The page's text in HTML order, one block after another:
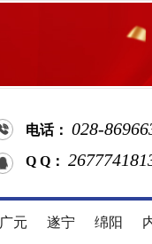
电话： 028-
Q Q：
广元 遂宁 绵阳